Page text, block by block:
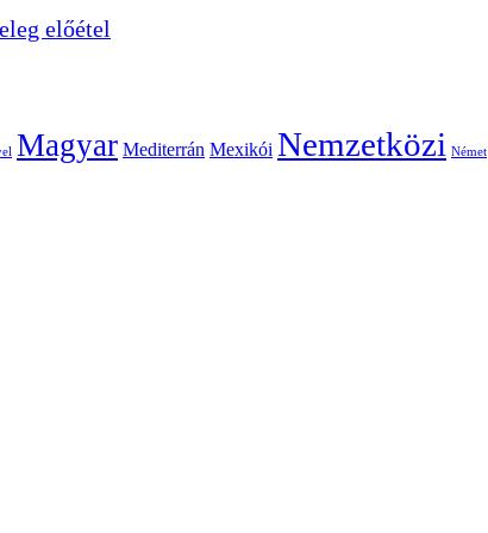
előétel
Magyar Mediterrán Mexikói Nemzetközi Német